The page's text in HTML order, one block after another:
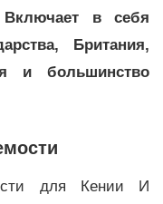
Включает в себя
Британия,
и большинство
для Кении И